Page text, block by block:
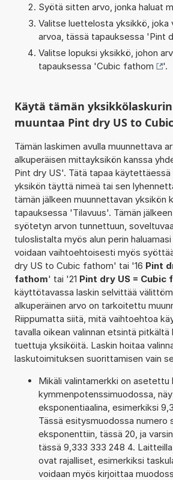
Syötä sitten arvo, jonka haluat
Valitse luettelosta yksikkö, joka
arvoa, tässä tapauksessa 'Pint
Valitse lopuksi yksikkö, johon
tapauksessa 'Cubic fathom '.
Käytä tämän
muuntaa Pint dry US to
Tämän laskimen avulla muunnettava
alkuperäisen mittayksikön kanssa
Pint dry US'. Tätä tapaa
yksikön täyttä nimeä tai sen
tämän jälkeen muunnettavan yksikön
tapauksessa 'Tilavuus'. Tämän
syötetyn arvon tunnettuun,
tuloslistalta myös alun perin
voidaan vaihtoehtoisesti myös
dry US to Cubic fathom' tai '16 Pint
fathom' tai '21 Pint dry US = Cubic
käyttötavassa laskin selvittää
alkuperäinen arvo on tarkoitettu
Riippumatta siitä, mitä vaihtoehtoa
tavalla oikean valinnan etsintä
tuettuja yksiköitä. Laskin hoitaa
laskutoimituksen suorittamisen vain
Mikäli valintamerkki on asetettu
kymmenpotenssimuodossa,
eksponentiaalina, esimerkiksi
Tässä esitysmuodossa numero
eksponenttiin, tässä 20, ja
tässä 9,333 333 248 4.
ovat rajalliset, esimerkiksi
voidaan myös kirjoittaa